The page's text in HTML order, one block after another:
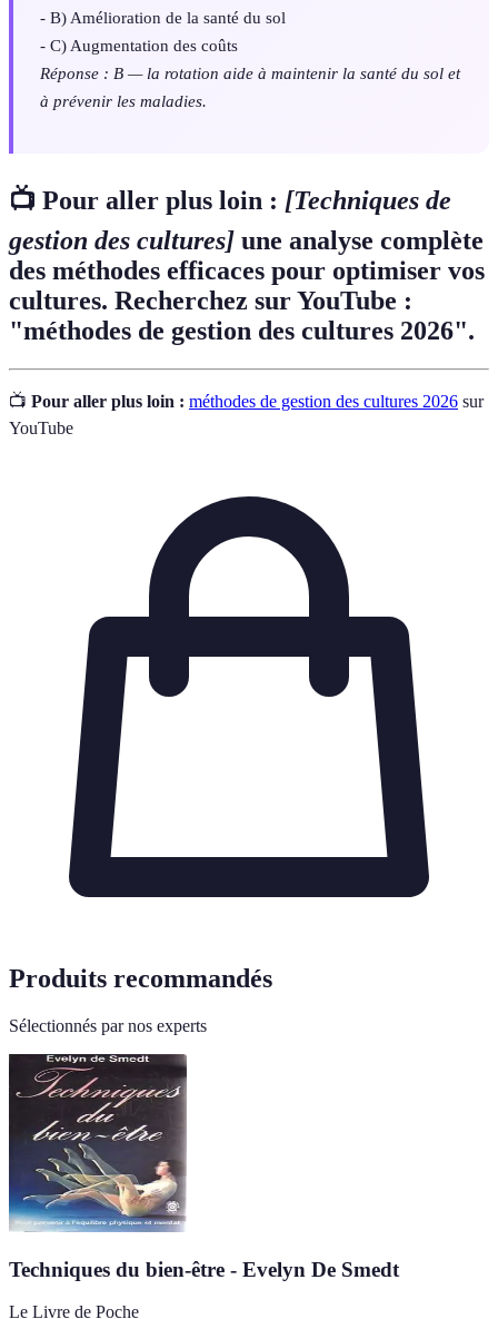
- B) Amélioration de la santé du sol
- C) Augmentation des coûts
Réponse : B — la rotation aide à maintenir la santé du sol et
à prévenir les maladies.
📺 Pour aller plus loin : [Techniques de
gestion des cultures] une analyse complète
des méthodes efficaces pour optimiser vos
cultures. Recherchez sur YouTube :
"méthodes de gestion des cultures 2026".
📺 Pour aller plus loin : méthodes de gestion des cultures 2026 sur
YouTube
Produits recommandés
Sélectionnés par nos experts
Techniques du bien-être - Evelyn De Smedt
Le Livre de Poche